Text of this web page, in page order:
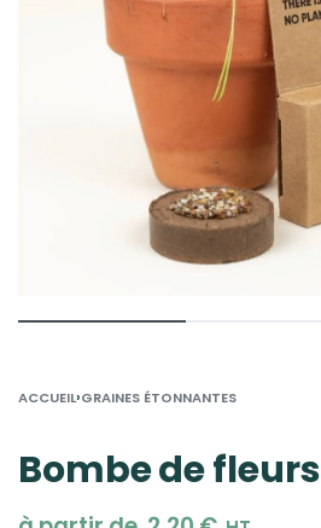
ACCUEIL›GRAINES ÉTONNANTES
Bombe de fleurs